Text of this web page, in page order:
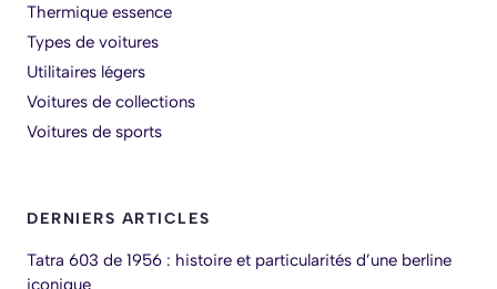
Thermique essence
Types de voitures
Utilitaires légers
Voitures de collections
Voitures de sports
DERNIERS ARTICLES
Tatra 603 de 1956 : histoire et particularités d’une berline
iconique